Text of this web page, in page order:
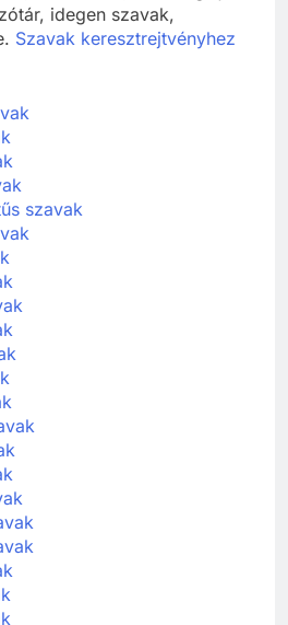
idegen szavak,
Szavak keresztrejtvényhez
szavak